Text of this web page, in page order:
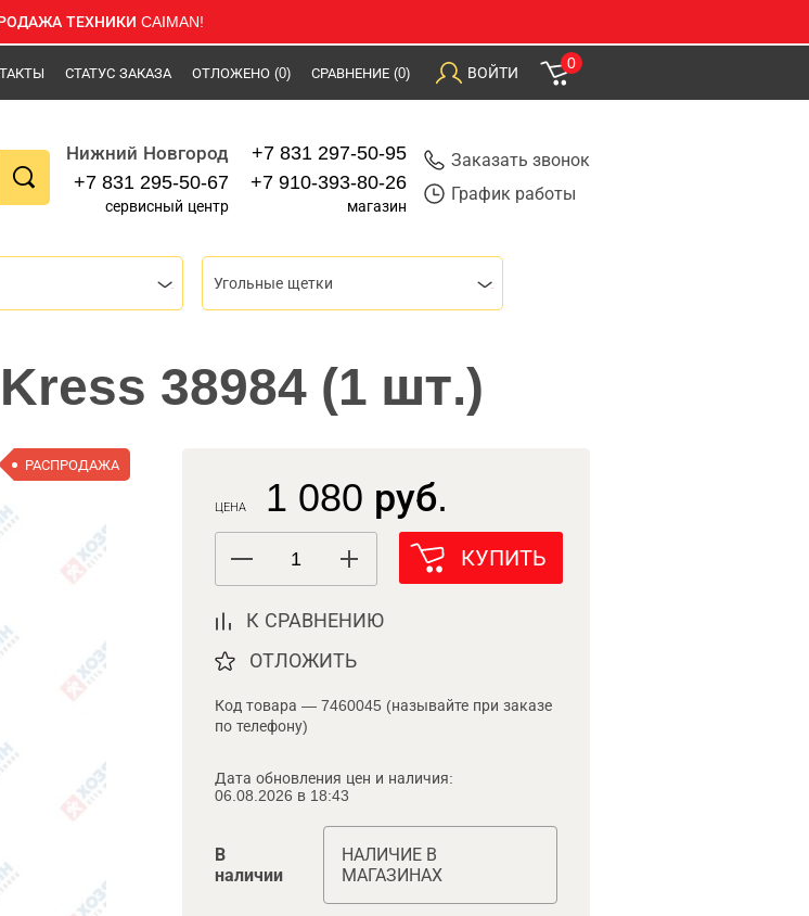
ТЕХНИКИ CAIMAN!
СТАТУС ЗАКАЗА ОТЛОЖЕНО (0) СРАВНЕНИЕ (0) ВОЙТИ
0
Нижний Новгород
+7 831 295-50-67
сервисный центр
+7 831 297-50-95
+7 910-393-80-26
магазин
Заказать звонок
График работы
Угольные щетки
38984 (1 шт.)
РАСПРОДАЖА
ЦЕНА 1 080 руб.
КУПИТЬ
К СРАВНЕНИЮ
ОТЛОЖИТЬ
Код товара — 7460045 (называйте при заказе
по телефону)
Дата обновления цен и наличия:
06.08.2026 в 18:43
В
наличии
НАЛИЧИЕ В
МАГАЗИНАХ